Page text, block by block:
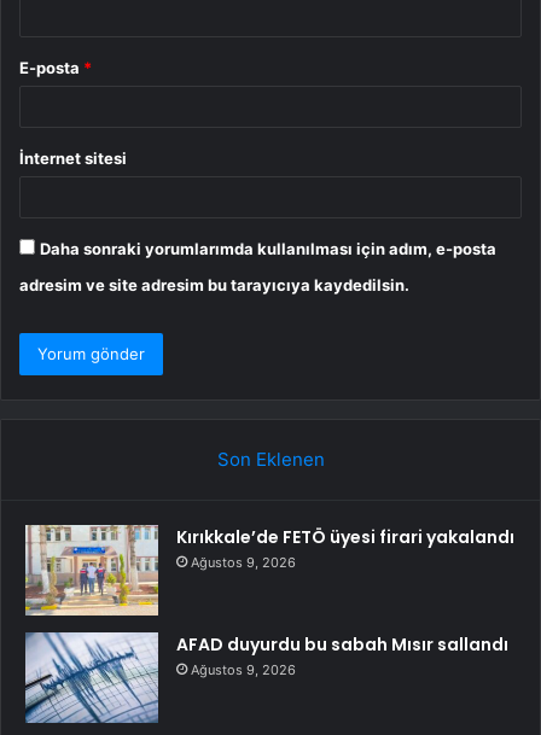
E-posta *
İnternet sitesi
Daha sonraki yorumlarımda kullanılması için adım, e-posta
adresim ve site adresim bu tarayıcıya kaydedilsin.
Son Eklenen
Kırıkkale’de FETÖ üyesi firari yakalandı
Ağustos 9, 2026
AFAD duyurdu bu sabah Mısır sallandı
Ağustos 9, 2026